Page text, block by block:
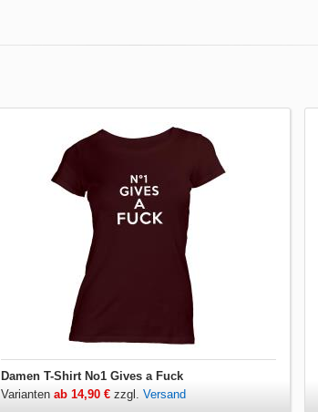
Damen T-Shirt No1 Gives a Fuck
Varianten ab 14,90 €zzgl. Versand